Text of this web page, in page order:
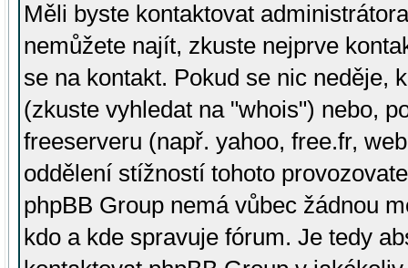
Měli byste kontaktovat
nemůžete najít, zkuste nejprve
se na kontakt. Pokud se nic neděje,
(zkuste vyhledat na "whois") nebo,
freeserveru (např. yahoo, free.fr,
oddělení stížností tohoto
phpBB Group nemá vůbec žádnou
kdo a kde spravuje fórum. Je tedy